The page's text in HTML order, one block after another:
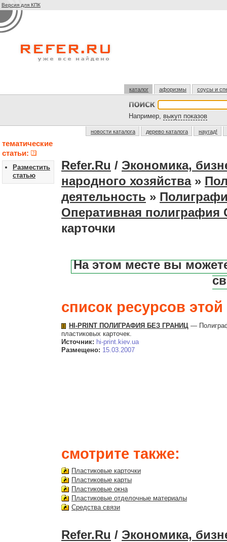
Версия для КПК
каталог афоризмы соусы и
Например, выкуп показов
новости каталога дерево каталога наугад!
тематические
статьи:
Разместить
статью
Refer.Ru / Экономика,
народного хозяйства»
деятельность »
Оперативная полиграфия
карточки
На этом месте вы
список ресурсов этой
HI-PRINT ПОЛИГРАФИЯ БЕЗ ГРАНИЦ —
пластиковых карточек.
Источник: hi-print.kiev.ua
Размещено: 15.03.2007
смотрите также:
Пластиковые карточки
Пластиковые карты
Пластиковые окна
Пластиковые отделочные материалы
Средства связи
Refer.Ru / Экономика,